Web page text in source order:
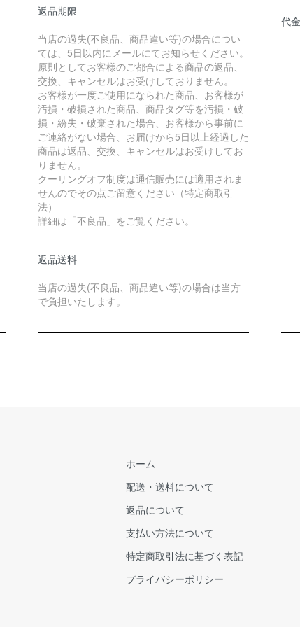
返品期限
当店の過失(不良品、商品違い等)の場合につい
ては、5日以内にメールにてお知らせください。
原則としてお客様のご都合による商品の返品、
交換、キャンセルはお受けしておりません。
お客様が一度ご使用になられた商品、お客様が
汚損・破損された商品、商品タグ等を汚損・破
損・紛失・破棄された場合、お客様から事前に
ご連絡がない場合、お届けから5日以上経過した
商品は返品、交換、キャンセルはお受けしてお
りません。
クーリングオフ制度は通信販売には適用されま
せんのでその点ご留意ください（特定商取引
法）
詳細は「不良品」をご覧ください。
返品送料
当店の過失(不良品、商品違い等)の場合は当方
で負担いたします。
代
ホーム
配送・送料について
返品について
支払い方法について
特定商取引法に基づく表記
プライバシーポリシー